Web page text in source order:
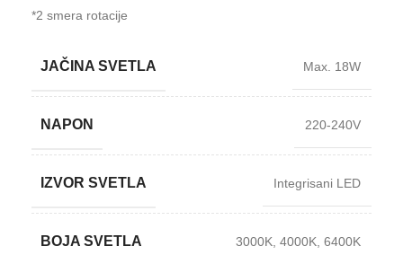
*2 smera rotacije
JAČINA SVETLA Max. 18W
NAPON 220-240V
IZVOR SVETLA Integrisani LED
BOJA SVETLA 3000K 4000K 6400K